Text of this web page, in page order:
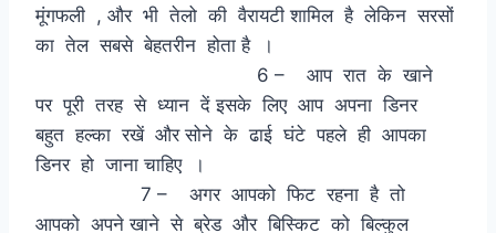
मूंगफली , और भी तेलो की वैरायटी शामिल है लेकिन सरसों
का तेल सबसे बेहतरीन होता है ।
6 – आप रात के खाने
पर पूरी तरह से ध्यान दें इसके लिए आप अपना डिनर
बहुत हल्का रखें और सोने के ढाई घंटे पहले ही आपका
डिनर हो जाना चाहिए ।
7 – अगर आपको फिट रहना है तो
आपको अपने खाने से ब्रेड और बिस्किट को बिल्कुल